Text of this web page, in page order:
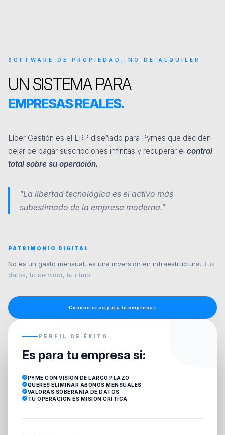
SOFTWARE DE PROPIEDAD, NO DE ALQUILER
UN SISTEMA PARA
EMPRESAS REALES.
Líder Gestión es el ERP diseñado para Pymes que deciden
dejar de pagar suscripciones infinitas y recuperar el control
total sobre su operación.
"La libertad tecnológica es el activo más
subestimado de la empresa moderna."
PATRIMONIO DIGITAL
No es un gasto mensual, es una inversión en infraestructura. Tus
datos, tu servidor, tu ritmo.
Conocé si es para tu empresa
PERFIL DE ÉXITO
Es para tu empresa si:
PYME CON VISIÓN DE LARGO PLAZO
QUERÉS ELIMINAR ABONOS MENSUALES
VALORÁS SOBERANÍA DE DATOS
TU OPERACIÓN ES MISIÓN CRÍTICA